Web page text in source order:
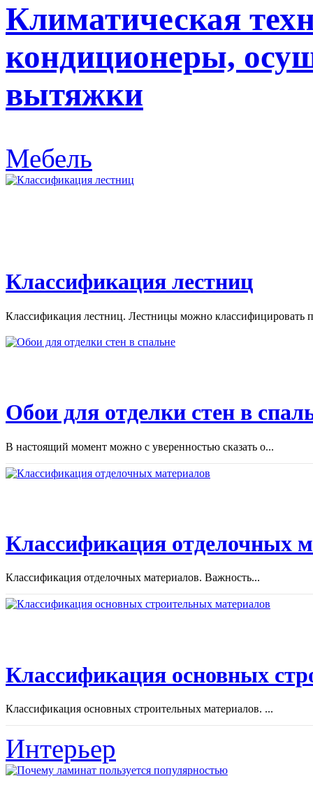
Климатическая
кондиционеры,
вытяжки
Мебель
Классификация лестниц
Классификация лестниц. Лестницы можно классифицировать
Обои для отделки стен в
В настоящий момент можно с уверенностью сказать о...
Классификация отделочных
Классификация отделочных материалов. Важность...
Классификация основных
Классификация основных строительных материалов. ...
Интерьер